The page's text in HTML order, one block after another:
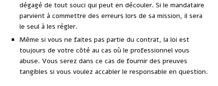
dégagé de tout souci qui peut en découler. Si le mandataire
parvient à commettre des erreurs lors de sa mission, il sera
le seul à les régler.
Même si vous ne faites pas partie du contrat, la loi est
toujours de votre côté au cas où le professionnel vous
abuse. Vous serez dans ce cas de fournir des preuves
tangibles si vous voulez accabler le responsable en question.